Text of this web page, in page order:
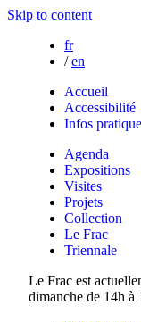
Skip to content
fr
/ en
Accueil
Accessibilité
Infos
Agenda
Expositions
Visites
Projets
Collection
Le Frac
Triennale
Le Frac est
dimanche de 14h à